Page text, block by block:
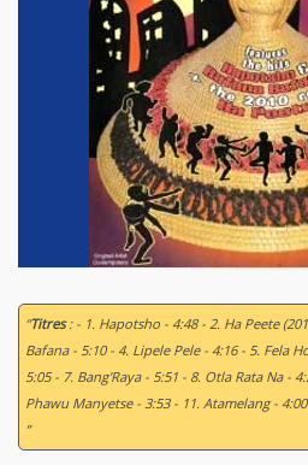
“Titres: - 1. Hapotsho - 4:48 - 2. Ha Peete
Bafana - 5:10 - 4. Lipele Pele - 4:16 - 5. Fela
5:05 - 7. Bang'Raya - 5:51 - 8. Otla Rata Na -
Phawu Manyetse - 3:53 - 11. Atamelang -
”